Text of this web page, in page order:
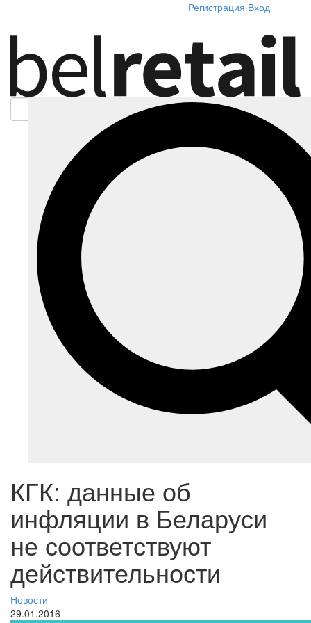
Регистрация Вход
КГК: данные об
инфляции в Беларуси
не соответствуют
действительности
Новости
29.01.2016